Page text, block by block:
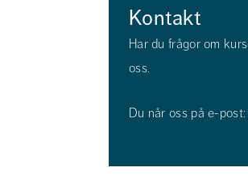
Kontakt
Har du frågor om
oss.
Du når oss på e-post: